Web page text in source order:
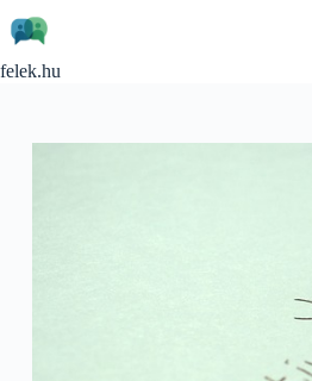
to
content
felek.hu